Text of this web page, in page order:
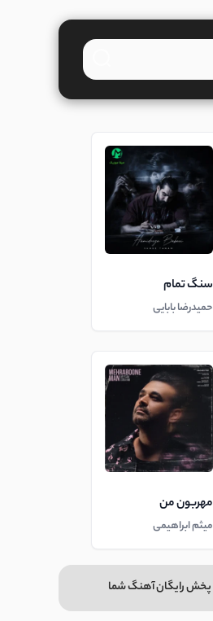
سنگ تمام
حمیدرضا بابایی
مهربون من
میثم ابراهیمی
پخش رایگان آهنگ شما